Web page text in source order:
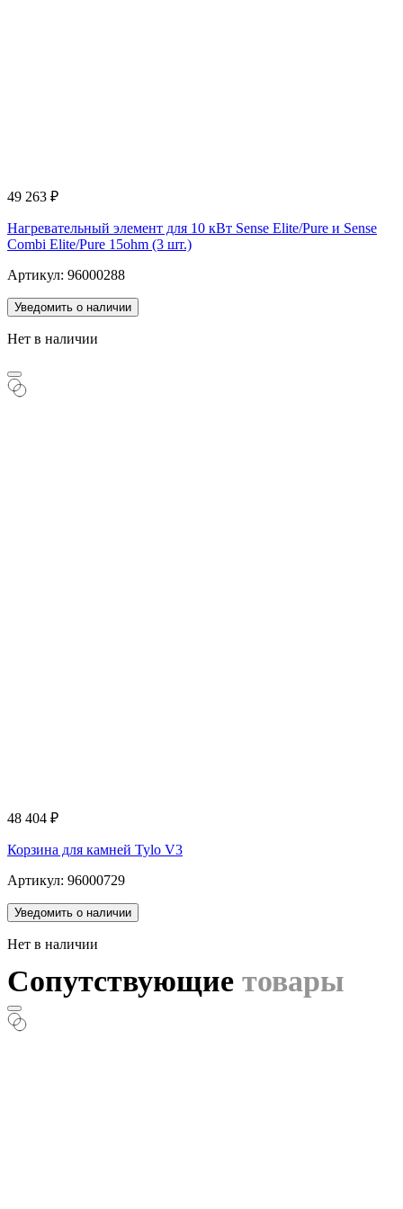
49 263 ₽
Нагревательный элемент для 10 кВт Sense Elite/Pure и Sense
Combi Elite/Pure 15ohm (3 шт.)
Артикул: 96000288
Уведомить о наличии
Нет в наличии
48 404 ₽
Корзина для камней Tylo V3
Артикул: 96000729
Уведомить о наличии
Нет в наличии
Сопутствующие товары